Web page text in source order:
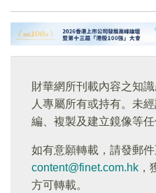
財華網所刊載內容之知
人專屬所有或持有。未
編、複製及建立鏡像等任
如有意願轉載，請發郵件
content@finet.com.hk ，
方可轉載。